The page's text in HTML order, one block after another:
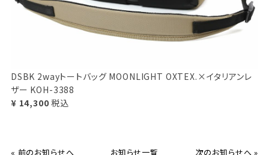
DSBK 2wayトートバッグ MOONLIGHT OXTEX.×イタリアンレ
ザー KOH-3388
¥ 14,300税込
« 前のお知らせへ お知らせ一覧 次のお知らせへ »